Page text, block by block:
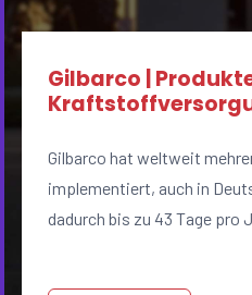
Gilbarco |
Gilbarco hat weltweit
implementiert, auch in
dadurch bis zu 43 Tage pro